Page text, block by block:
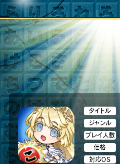
タイトル
ジャンル
プレイ人数
価格
対応OS